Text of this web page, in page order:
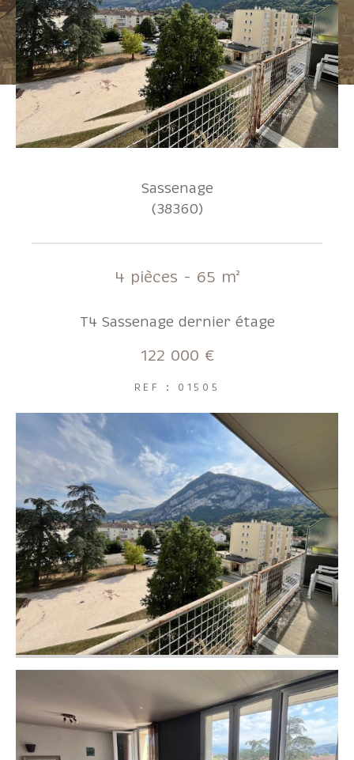
Sassenage
(38360)
4 pièces - 65 m²
T4 Sassenage dernier étage
122 000 €
REF : 01505
Pièces
1 3 4 5+
Localisation
Parking Terrasse Piscine
FILTRER PAR
Coups de coeur Exclusivités
RECHERCHER